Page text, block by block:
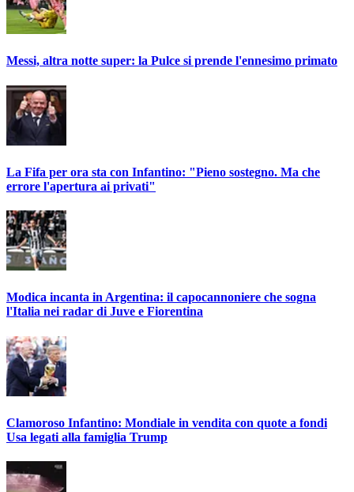
Messi, altra notte super: la Pulce si prende l'ennesimo primato
La Fifa per ora sta con Infantino: "Pieno sostegno. Ma che
errore l'apertura ai privati"
Modica incanta in Argentina: il capocannoniere che sogna
l'Italia nei radar di Juve e Fiorentina
Clamoroso Infantino: Mondiale in vendita con quote a fondi
Usa legati alla famiglia Trump